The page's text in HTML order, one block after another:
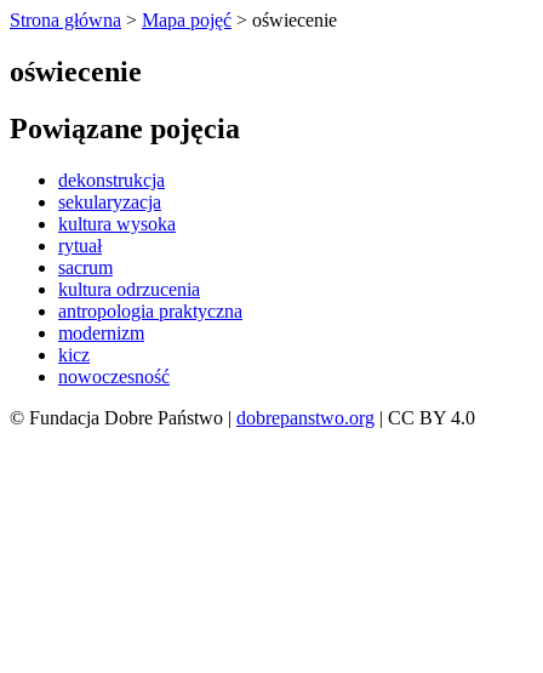
Strona główna > Mapa pojęć > oświecenie
oświecenie
Powiązane pojęcia
dekonstrukcja
sekularyzacja
kultura wysoka
rytuał
sacrum
kultura odrzucenia
antropologia praktyczna
modernizm
kicz
nowoczesność
© Fundacja Dobre Państwo | dobrepanstwo.org | CC BY 4.0